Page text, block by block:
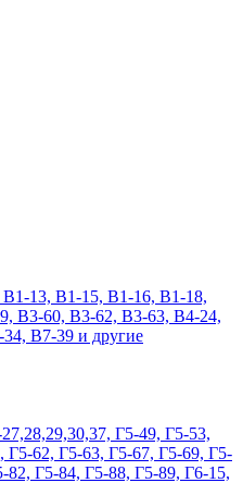
13, В1-15, В1-16, В1-18,
В3-60, В3-62, В3-63, В4-24,
В7-39 и другие
Г5-49, Г5-53,
Г5-62, Г5-63, Г5-67, Г5-69, Г5-
82, Г5-84, Г5-88, Г5-89, Г6-15,